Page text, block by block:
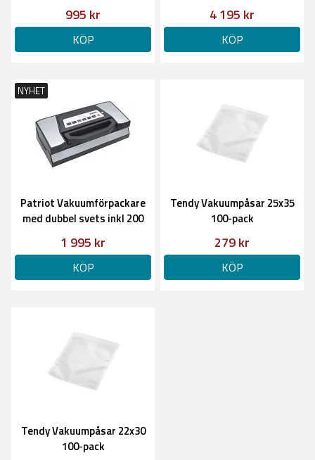
995 kr
KÖP
4 195 kr
KÖP
NYHET
Patriot Vakuumförpackare
med dubbel svets inkl 200
1 995 kr
KÖP
Tendy Vakuumpåsar 25x35
100-pack
279 kr
KÖP
Tendy Vakuumpåsar 22x30
100-pack